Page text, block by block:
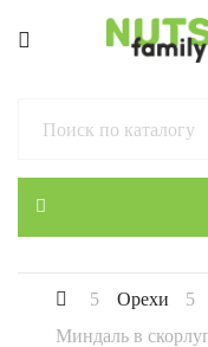
Орехи
Миндаль в